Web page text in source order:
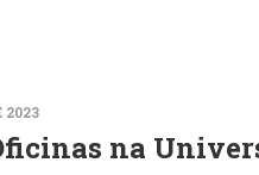
2023
na